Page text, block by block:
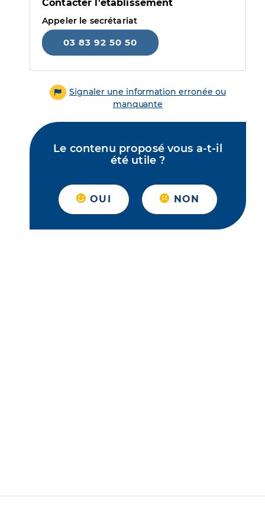
Contacter l'établissement
Appeler le secrétariat
03 83 92 50 50
Signaler une information erronée ou
manquante
Le contenu proposé vous a-t-il
été utile ?
OUI NON